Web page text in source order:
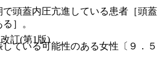
頭蓋内圧亢進している患者［頭蓋
］。
ている可能性のある女性〔９．５
訂(第1版)